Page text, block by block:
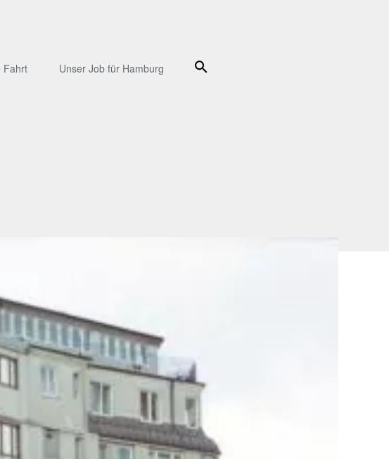
Fahrt Unser Job für Hamburg Suche